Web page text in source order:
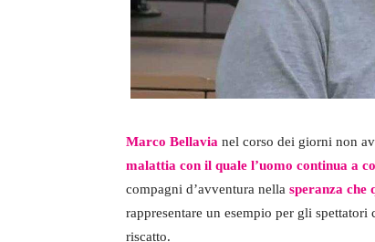
Marco Bellavia nel corso dei giorni non
malattia con il quale l’uomo continua a
compagni d’avventura nella speranza che
rappresentare un esempio per gli
riscatto.